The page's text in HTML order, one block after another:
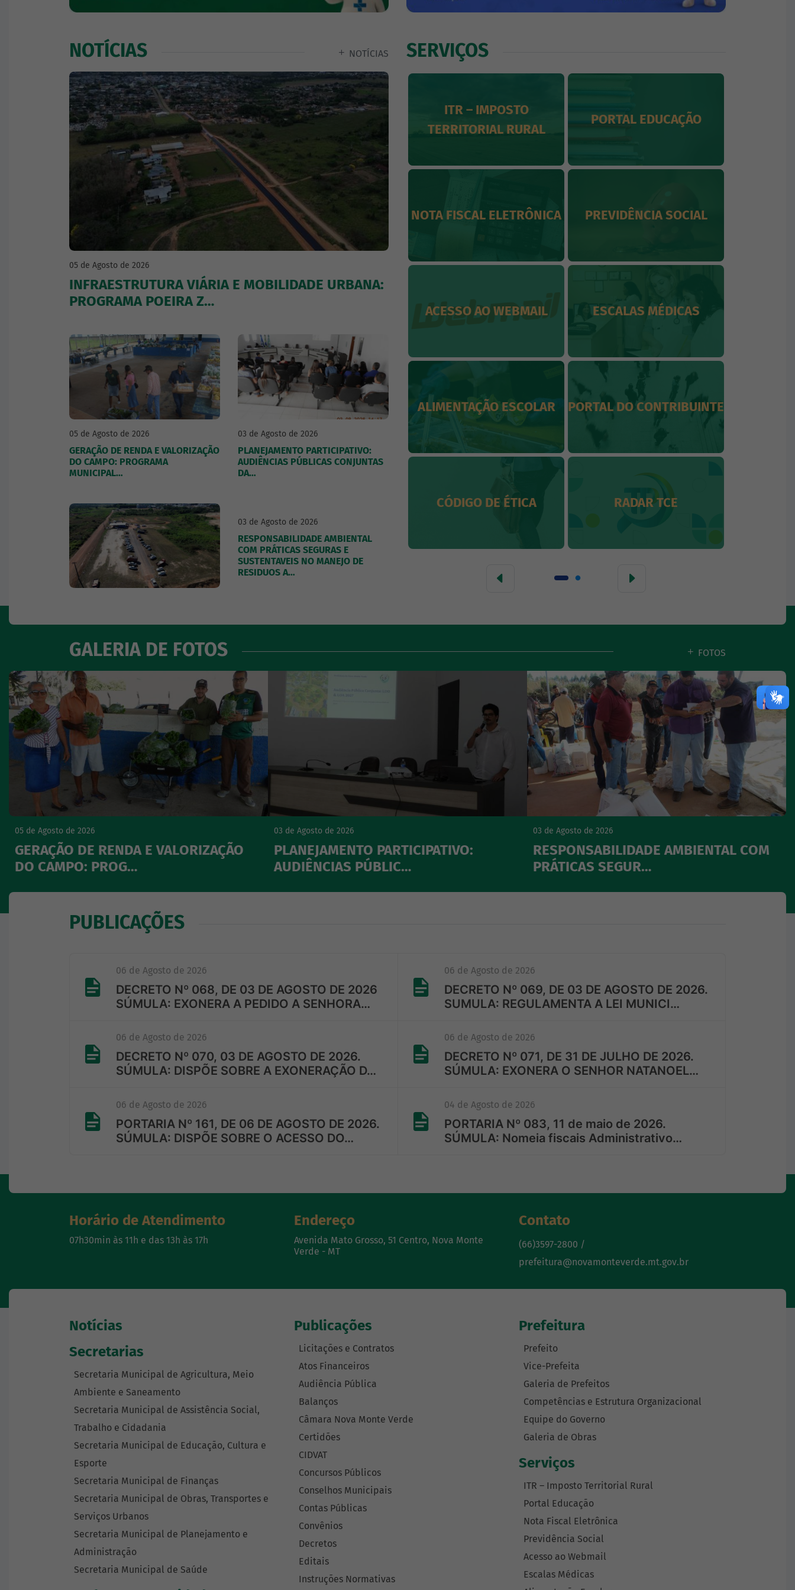
NOTÍCIAS NOTÍCIAS
05 de Agosto de 2026
INFRAESTRUTURA VIÁRIA E MOBILIDADE URBANA:
PROGRAMA POEIRA Z…
05 de Agosto de 2026
GERAÇÃO DE RENDA E VALORIZAÇÃO
DO CAMPO: PROGRAMA
MUNICIPAL…
03 de Agosto de 2026
PLANEJAMENTO PARTICIPATIVO:
AUDIÊNCIAS PÚBLICAS CONJUNTAS
DA…
03 de Agosto de 2026
RESPONSABILIDADE AMBIENTAL
COM PRÁTICAS SEGURAS E
SUSTENTAVEIS NO MANEJO DE
RESIDUOS A…
SERVIÇOS
CARTA DE SERVIÇOS SIC
GEOBRAS
ITR – IMPOSTO
TERRITORIAL RURAL
PORTAL EDUCAÇÃO
NOTA FISCAL ELETRÔNICA PREVIDÊNCIA SOCIAL
ACESSO AO WEBMAIL ESCALAS MÉDICAS
ALIMENTAÇÃO ESCOLAR PORTAL DO CONTRIBUINTE
CÓDIGO DE ÉTICA RADAR TCE
GALERIA DE FOTOS FOTOS
05 de Agosto de 2026
GERAÇÃO DE RENDA E VALORIZAÇÃO
DO CAMPO: PROG…
03 de Agosto de 2026
PLANEJAMENTO PARTICIPATIVO:
AUDIÊNCIAS PÚBLIC…
03 de Agosto de 2026
RESPONSABILIDADE AMBIENTAL COM
PRÁTICAS SEGUR…
PUBLICAÇÕES
06 de Agosto de 2026
DECRETO Nº 068, DE 03 DE AGOSTO DE 2026
SÚMULA: EXONERA A PEDIDO A SENHORA…
06 de Agosto de 2026
DECRETO Nº 069, DE 03 DE AGOSTO DE 2026.
SUMULA: REGULAMENTA A LEI MUNICI…
06 de Agosto de 2026
DECRETO Nº 070, 03 DE AGOSTO DE 2026.
SÚMULA: DISPÕE SOBRE A EXONERAÇÃO D…
06 de Agosto de 2026
DECRETO Nº 071, DE 31 DE JULHO DE 2026.
SÚMULA: EXONERA O SENHOR NATANOEL…
06 de Agosto de 2026
PORTARIA Nº 161, DE 06 DE AGOSTO DE 2026.
SÚMULA: DISPÕE SOBRE O ACESSO DO…
04 de Agosto de 2026
PORTARIA Nº 083, 11 de maio de 2026.
SÚMULA: Nomeia fiscais Administrativo…
Horário de Atendimento
07h30min às 11h e das 13h às 17h
Endereço
Avenida Mato Grosso, 51 Centro, Nova Monte
Verde - MT
Contato
(66)3597-2800 /
prefeitura@novamonteverde.mt.gov.br
Notícias
Secretarias
Secretaria Municipal de Agricultura, Meio
Ambiente e Saneamento
Secretaria Municipal de Assistência Social,
Trabalho e Cidadania
Secretaria Municipal de Educação, Cultura e
Esporte
Secretaria Municipal de Finanças
Secretaria Municipal de Obras, Transportes e
Serviços Urbanos
Secretaria Municipal de Planejamento e
Administração
Secretaria Municipal de Saúde
Publicações
Licitações e Contratos
Atos Financeiros
Audiência Pública
Balanços
Câmara Nova Monte Verde
Certidões
CIDVAT
Concursos Públicos
Conselhos Municipais
Contas Públicas
Convênios
Decretos
Editais
Instruções Normativas
Prefeitura
Prefeito
Vice-Prefeita
Galeria de Prefeitos
Competências e Estrutura Organizacional
Equipe do Governo
Galeria de Obras
Serviços
ITR – Imposto Territorial Rural
Portal Educação
Nota Fiscal Eletrônica
Previdência Social
Acesso ao Webmail
Escalas Médicas